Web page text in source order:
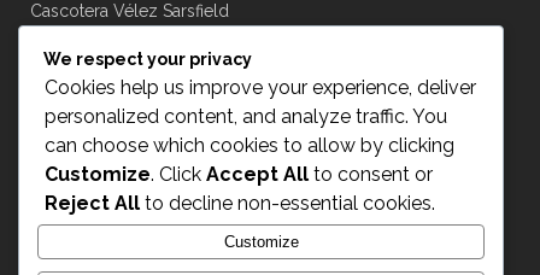
Cascotera Vélez Sarsfield
Contacto
Acceso a transportistas
INGRESAR
We respect your privacy
Cookies help us improve your experience, deliver
personalized content, and analyze traffic. You
can choose which cookies to allow by clicking
Customize. Click Accept All to consent or
Reject All to decline non-essential cookies.
Customize